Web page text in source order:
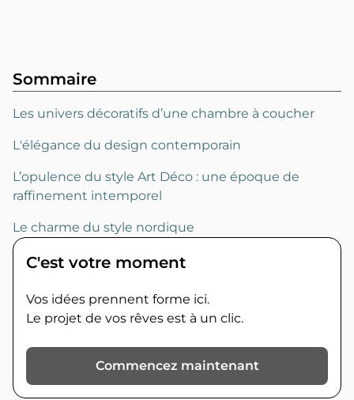
Sommaire
Les univers décoratifs d’une chambre à coucher
L'élégance du design contemporain
L’opulence du style Art Déco : une époque de
raffinement intemporel
Le charme du style nordique
C'est votre moment
Vos idées prennent forme ici.
Le projet de vos rêves est à un clic.
Commencez maintenant